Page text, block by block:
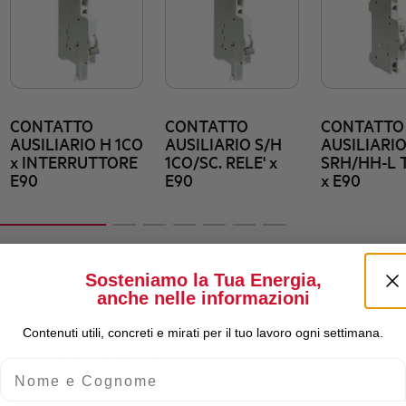
CONTATTO
AUSILIARIO H 1CO
x INTERRUTTORE
E90
CONTATTO
AUSILIARIO S/H
1CO/SC. RELE' x
E90
CONTATTO
AUSILIARIO
SRH/HH-L
x E90
Sosteniamo la Tua Energia,
anche nelle informazioni
Contenuti utili, concreti e mirati per il tuo lavoro ogni settimana.